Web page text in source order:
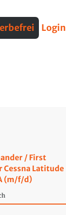
Interviews
Login
/ First
Cessna Latitude
(m/f/d)